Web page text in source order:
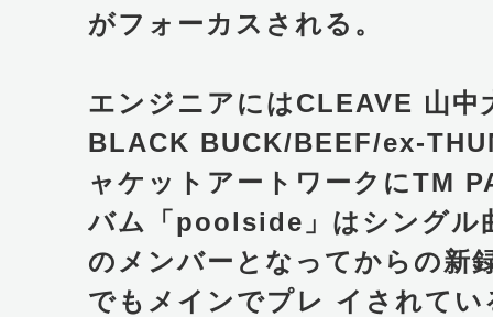
がフォーカスされる。
エンジニアにはCLEAVE 山中
BLACK BUCK/BEEF/ex-
ャケットアートワークにTM
バム「poolside」はシングル
のメンバーとなってからの新
でもメインでプレ イされてい